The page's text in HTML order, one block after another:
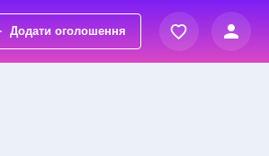
Додати оголошення
Вхід